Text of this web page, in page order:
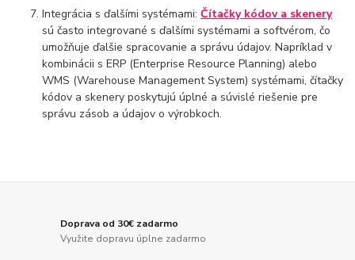
Integrácia s ďalšími systémami:Čítačky kódov a skenery
sú často integrované s ďalšími systémami a softvérom, čo
umožňuje ďalšie spracovanie a správu údajov. Napríklad v
kombinácii s ERP (Enterprise Resource Planning) alebo
WMS (Warehouse Management System) systémami, čítačky
kódov a skenery poskytujú úplné a súvislé riešenie pre
správu zásob a údajov o výrobkoch.
Doprava od 30€ zadarmo
Využite dopravu úplne zadarmo